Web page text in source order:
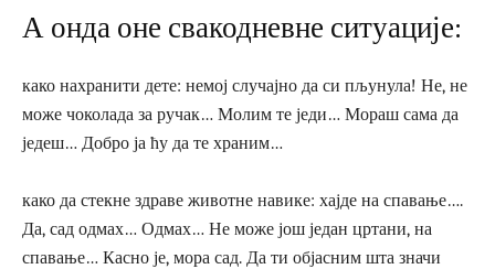
А онда оне свакодневне ситуације:
како нахранити дете: немој случајно да си пљунула! Не, не
може чоколада за ручак… Молим те једи… Мораш сама да
једеш… Добро ја ћу да те храним…
како да стекне здраве животне навике: хајде на спавање….
Да, сад одмах… Одмах… Не може још један цртани, на
спавање… Касно је, мора сад. Да ти објасним шта значи